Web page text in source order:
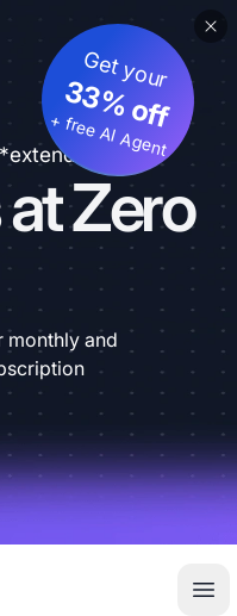
Zero
Get your
33% off
+ free AI Agent
monthly and